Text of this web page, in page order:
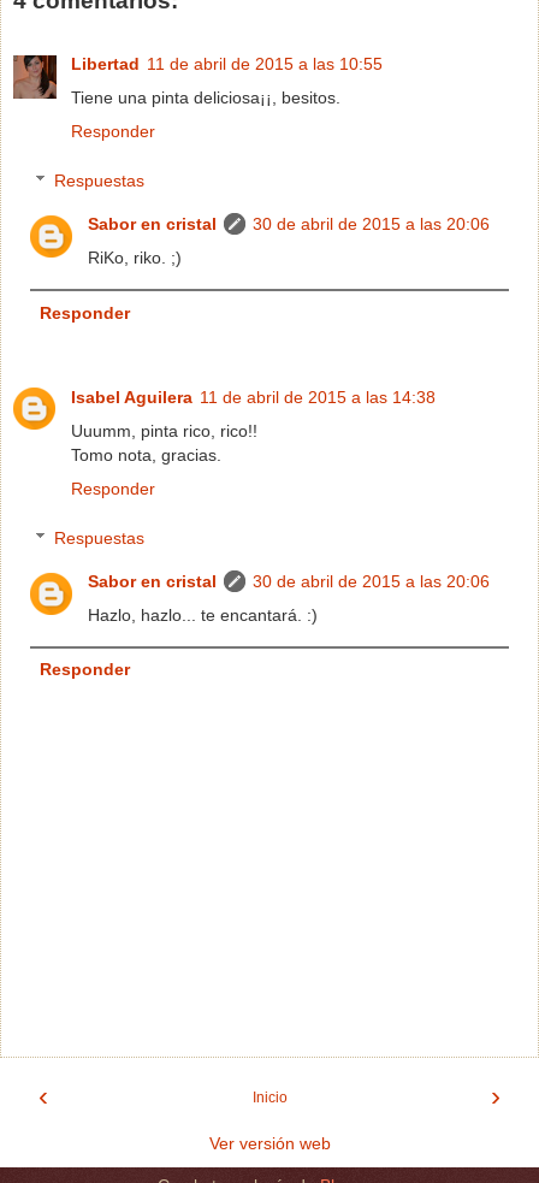
Libertad 11 de abril de 2015 a las 10:55
Tiene una pinta deliciosa¡¡, besitos.
Responder
Respuestas
Sabor en cristal
30 de abril de 2015 a las 20:06
RiKo, riko. ;)
Responder
Isabel Aguilera 11 de abril de 2015 a las 14:38
Uuumm, pinta rico, rico!!
Tomo nota, gracias.
Responder
Respuestas
Sabor en cristal
30 de abril de 2015 a las 20:06
Hazlo, hazlo... te encantará. :)
Responder
‹ ›
Inicio
Ver versión web